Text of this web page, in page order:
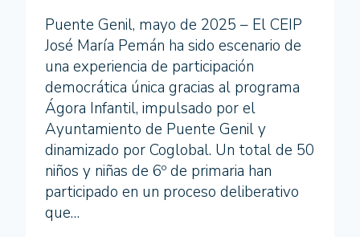
Puente Genil, mayo de 2025 – El CEIP
José María Pemán ha sido escenario de
una experiencia de participación
democrática única gracias al programa
Ágora Infantil, impulsado por el
Ayuntamiento de Puente Genil y
dinamizado por Coglobal. Un total de 50
niños y niñas de 6º de primaria han
participado en un proceso deliberativo
que…